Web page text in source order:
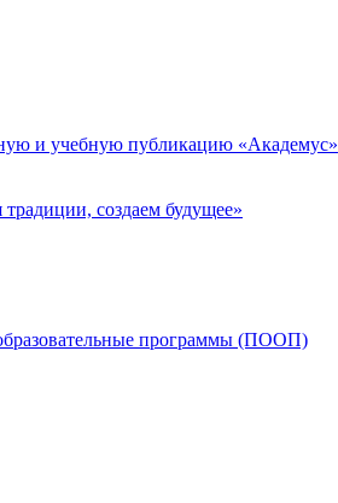
и учебную публикацию «Академус»
создаем будущее»
программы (ПООП)